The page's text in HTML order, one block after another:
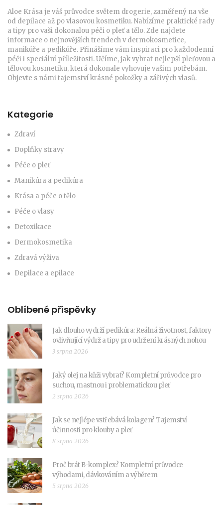
Aloe Krása je váš průvodce světem drogerie, zaměřený na vše
od depilace až po vlasovou kosmetiku. Nabízíme praktické rady
a tipy pro vaši dokonalou péči o pleť a tělo. Zde najdete
informace o nejnovějších trendech v dermokosmetice,
manikúře a pedikúře. Přinášíme vám inspiraci pro každodenní
péči i speciální příležitosti. Učíme, jak vybrat nejlepší pleťovou a
tělovou kosmetiku, která dokonale vyhovuje vašim potřebám.
Objevte s námi tajemství krásné pokožky a zářivých vlasů.
Kategorie
Zdraví
Doplňky stravy
Péče o pleť
Manikúra a pedikúra
Krása a péče o tělo
Péče o vlasy
Detoxikace
Dermokosmetika
Zdravá výživa
Depilace a epilace
Oblíbené příspěvky
Jak dlouho vydrží pedikúra: Reálná životnost, faktory
ovlivňující výdrž a tipy pro udržení krásných nohou
3 srpna 2026
Jaký olej na kůži vybrat? Kompletní průvodce pro
suchou, mastnou i problematickou pleť
2 srpna 2026
Jak se nejlépe vstřebává kolagen? Tajemství
účinnosti pro klouby a pleť
8 srpna 2026
Proč brát B-komplex? Kompletní průvodce
výhodami, dávkováním a výběrem
5 srpna 2026